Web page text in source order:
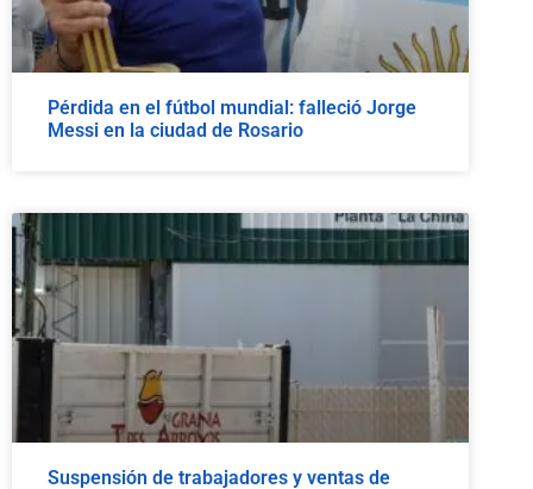
Pérdida en el fútbol mundial: falleció Jorge
Messi en la ciudad de Rosario
Suspensión de trabajadores y ventas de